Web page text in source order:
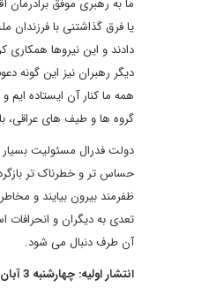
ما به رهبری موفق
یا فرق گذاشتنی با فرزندان
دادند و این نیروها
دیگر رهبران نیز این گونه
همه ما کنار آن ایستاده ایم
گروه ها و طیف های عراقی،
دولت فدرال مسئولیت
حساس تر و خطرناک تر
ظفرمند بیرون بیایند و
تعدی به دیگران و
آن طرف دنبال می شود.
انتشار اولیه: چهارشنبه 3 آبان 1396 / انتشار مجدد: یکشنبه 7 آبان 1396